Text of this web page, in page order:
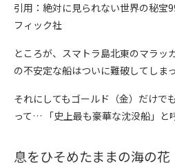
引用：絶対に見られない世界の秘宝
フィック社
ところが、スマトラ島北東のマラッ
の不安定な船はついに難破してしま
それにしてもゴールド（金）だけで
って… 「史上最も豪華な沈没船」と
息をひそめたままの海の花